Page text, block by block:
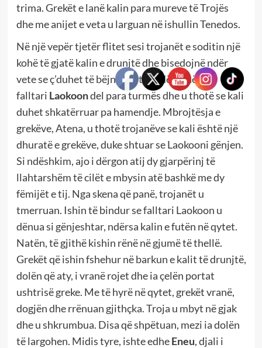
trima. Grekët e lanë kalin para mureve të Trojës
dhe me anijet e veta u larguan në ishullin Tenedos.
Në një vepër tjetër flitet sesi trojanët e soditin një
kohë të gjatë kalin e drunjtë dhe bisedojnë ndër
vete se ç’duhet të bëjnë me të. Ndërkohë,
falltari Laokoondel para turmës dhe u thotë se kali
duhet shkatërruar pa hamendje. Mbrojtësja e
grekëve, Atena, u thotë trojanëve se kali është një
dhuratë e grekëve, duke shtuar se Laokooni gënjen.
Si ndëshkim, ajo i dërgon atij dy gjarpërinj të
llahtarshëm të cilët e mbysin atë bashkë me dy
fëmijët e tij. Nga skena që panë, trojanët u
tmerruan. Ishin të bindur se falltari Laokoon u
dënua si gënjeshtar, ndërsa kalin e futën në qytet.
Natën, të gjithë kishin rënë në gjumë të thellë.
Grekët që ishin fshehur në barkun e kalit të drunjtë,
dolën që aty, i vranë rojet dhe ia çelën portat
ushtrisë greke. Me të hyrë në qytet, grekët vranë,
dogjën dhe rrënuan gjithçka. Troja u mbyt në gjak
dhe u shkrumbua. Disa që shpëtuan, mezi ia dolën
të largohen. Midis tyre, ishte edhe Eneu, djali i